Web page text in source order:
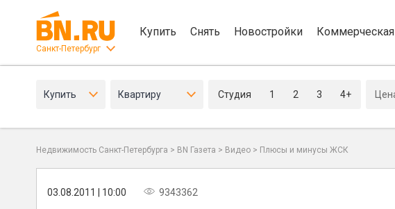
Санкт-Петербург
Купить Снять Новостройки Коммерческая
Купить Квартиру Студия 1 2 3 4+
Недвижимость Санкт-Петербурга > BN Газета > Видео > Плюсы и минусы ЖСК
03.08.2011 | 10:00 9343362